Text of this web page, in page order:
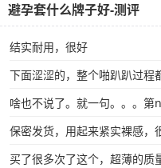
避孕套什么牌子好-测评
结实耐用，很好
下面涩涩的，整个啪趴趴过程
啥也不说了。就一句。。。第
保密发货，用起来紧实裸感，
买了很多次了这个，超薄的质